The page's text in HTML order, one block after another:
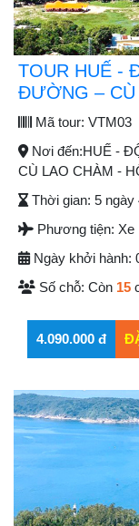
TOUR HUẾ -
ĐƯỜNG – CÙ
Mã tour: VTM03
Nơi đến:HUẾ -
CÙ LAO CHÀM -
Thời gian: 5 ngày
Phương tiện: Xe
Ngày khởi hành:
Số chỗ: Còn 15